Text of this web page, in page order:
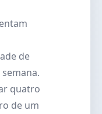
de
quatro
de um